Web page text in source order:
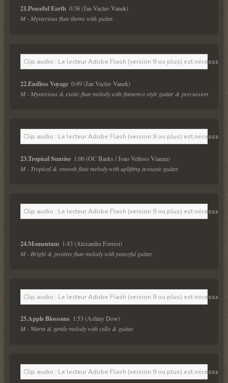
21.Peaceful Earth
0:38 (Jan Vaclav Vanek)
M - Mysterious flute theme with guitar.
Clip audio : Le lecteur Adobe Flash (version 9 ou plus) est
22.Endless Voyage
0:49 (Jan Vaclav Vanek)
M - Mysterious & exotic flute melody with flamenco style guitar & percussion.
Clip audio : Le lecteur Adobe Flash (version 9 ou plus) est
23.Tropical Sunrise
1:06 (OC Banks / Joao Velloso Vianna)
M - Tropical & smooth flute melody with uplifting acoustic guitar.
Clip audio : Le lecteur Adobe Flash (version 9 ou plus) est
24.Momentum
1:43 (Alexandre Forrest)
M - Bright & positive flute melody with peaceful guitar.
Clip audio : Le lecteur Adobe Flash (version 9 ou plus) est
25.Apple Blossoms
1:53 (Ashley Dow)
M - Warm & gentle melody with cello & guitar.
Clip audio : Le lecteur Adobe Flash (version 9 ou plus) est